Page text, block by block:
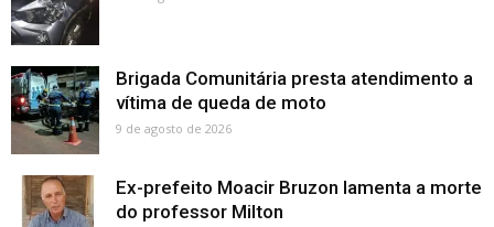
Brigada Comunitária presta atendimento a
vítima de queda de moto
9 de agosto de 2026
Ex-prefeito Moacir Bruzon lamenta a morte
do professor Milton